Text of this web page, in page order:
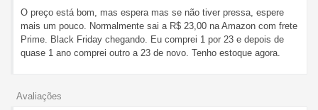
O preço está bom, mas espera mas se não tiver pressa, espere
mais um pouco. Normalmente sai a R$ 23,00 na Amazon com frete
Prime. Black Friday chegando. Eu comprei 1 por 23 e depois de
quase 1 ano comprei outro a 23 de novo. Tenho estoque agora.
Avaliações